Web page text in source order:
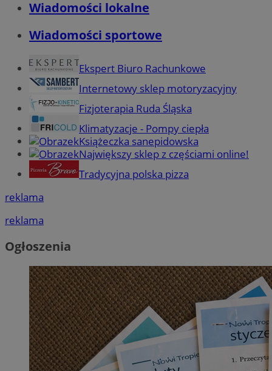
Wiadomości lokalne
Wiadomości sportowe
Ekspert Biuro Rachunkowe
Internetowy sklep motoryzacyjny
Fizjoterapia Ruda Śląska
Klimatyzacje - Pompy ciepła
Książeczka sanepidowska
Największy sklep z częściami online!
Tradycyjna polska pizza
reklama
reklama
Ogłoszenia